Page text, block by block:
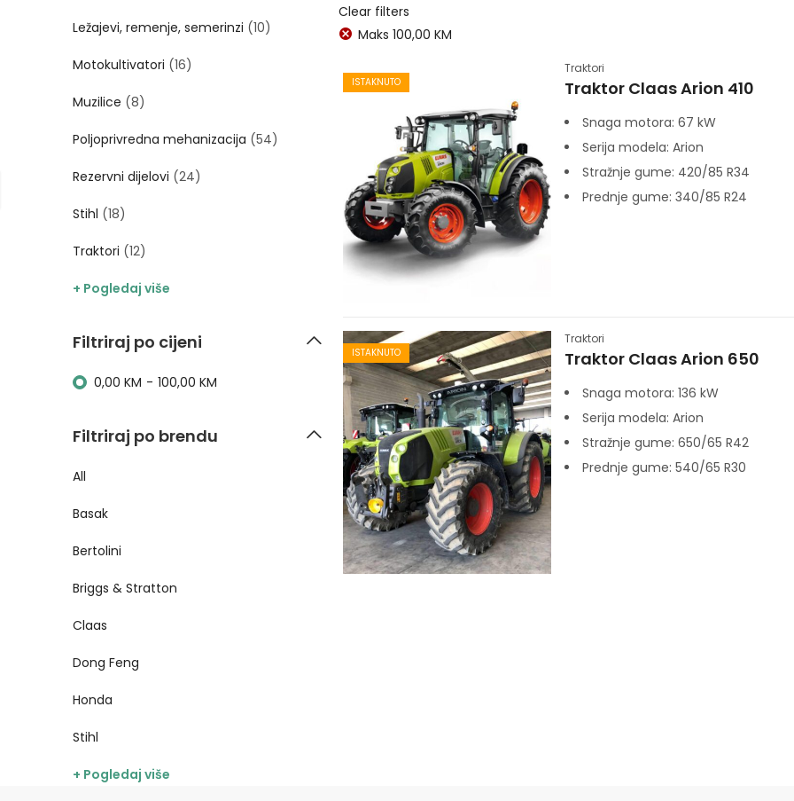
Clear filters
Maks 100,00 KM
ISTAKNUTO
Traktori
Traktor Claas Arion 410
Snaga motora: 67 kW
Serija modela: Arion
Stražnje gume: 420/85 R34
Prednje gume: 340/85 R24
ISTAKNUTO
Traktori
Traktor Claas Arion 650
Snaga motora: 136 kW
Serija modela: Arion
Stražnje gume: 650/65 R42
Prednje gume: 540/65 R30
Ležajevi, remenje, semerinzi (10)
Motokultivatori (16)
Muzilice (8)
Poljoprivredna mehanizacija (54)
Rezervni dijelovi (24)
Stihl (18)
Traktori (12)
+ Pogledaj više
Filtriraj po cijeni
0,00 KM - 100,00 KM
Filtriraj po brendu
All
Basak
Bertolini
Briggs & Stratton
Claas
Dong Feng
Honda
Stihl
+ Pogledaj više